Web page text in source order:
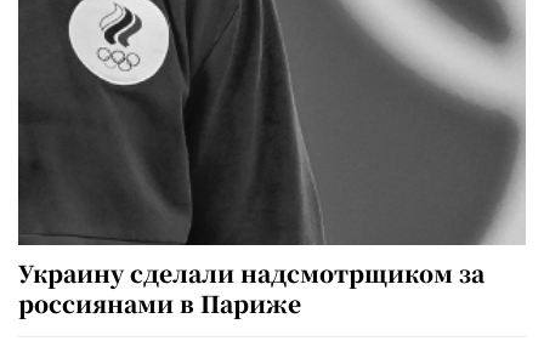
Украину сделали надсмотрщиком за
россиянами в Париже